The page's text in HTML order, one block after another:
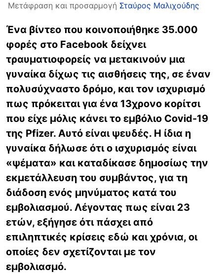
Μετάφραση και προσαρμογή Σταύρος Μαλιχούδης
Ένα βίντεο που κοινοποιήθηκε 35.000
φορές στο Facebook δείχνει
τραυματιοφορείς να μετακινούν μια
γυναίκα δίχως τις αισθήσεις της, σε έναν
πολυσύχναστο δρόμο, και τον ισχυρισμό
πως πρόκειται για ένα 13χρονο κορίτσι
που είχε μόλις κάνει το εμβόλιο Covid-19
της Pfizer. Αυτό είναι ψευδές. Η ίδια η
γυναίκα δήλωσε ότι ο ισχυρισμός είναι
«ψέματα» και καταδίκασε δημοσίως την
εκμετάλλευση του συμβάντος, για τη
διάδοση ενός μηνύματος κατά του
εμβολιασμού. Λέγοντας πως είναι 23
ετών, εξήγησε ότι πάσχει από
επιληπτικές κρίσεις εδώ και χρόνια, οι
οποίες δεν σχετίζονται με τον
εμβολιασμό.